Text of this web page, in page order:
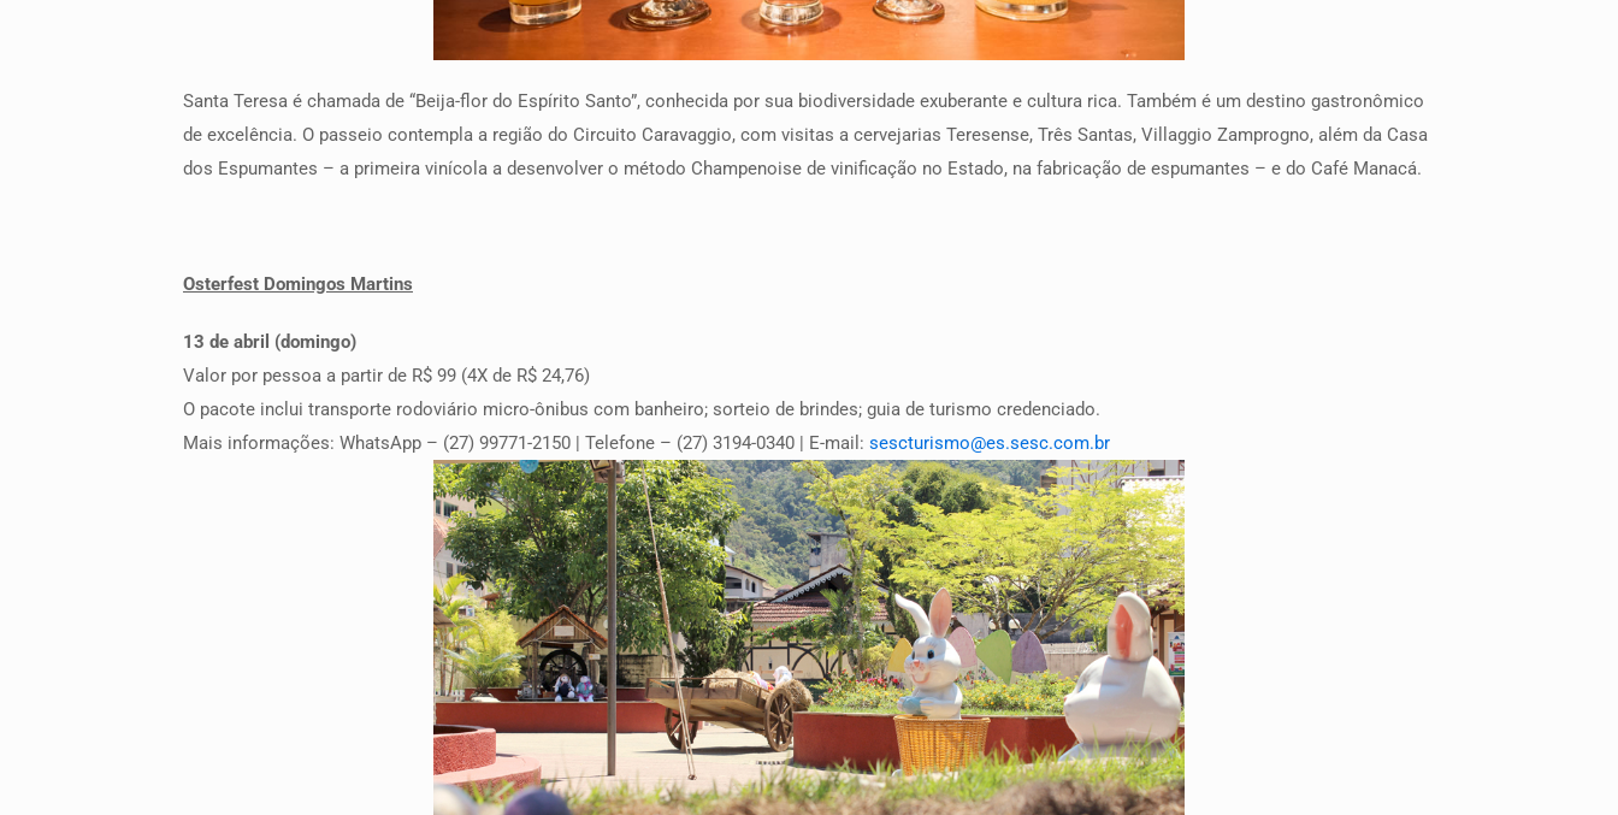
Santa Teresa é chamada de “Beija-flor do Espírito Santo”, conhecida por sua biodiversidade exuberante e cultura rica. Também é um destino gastronômico
de excelência. O passeio contempla a região do Circuito Caravaggio, com visitas a cervejarias Teresense, Três Santas, Villaggio Zamprogno, além da Casa
dos Espumantes – a primeira vinícola a desenvolver o método Champenoise de vinificação no Estado, na fabricação de espumantes – e do Café Manacá.
Osterfest Domingos Martins
13 de abril (domingo)
Valor por pessoa a partir de R$ 99 (4X de R$ 24,76)
O pacote inclui transporte rodoviário micro-ônibus com banheiro; sorteio de brindes; guia de turismo credenciado.
Mais informações: WhatsApp – (27) 99771-2150 | Telefone – (27) 3194-0340 | E-mail: sescturismo@es.sesc.com.br